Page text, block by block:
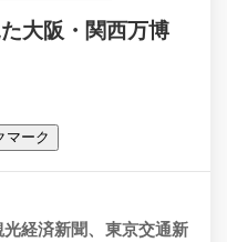
大阪・関西万博
マーク
経済新聞、東京交通新